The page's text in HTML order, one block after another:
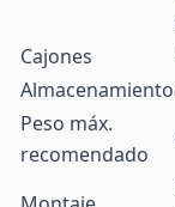
Cajones
Almacenamiento
Peso máx.
recomendado